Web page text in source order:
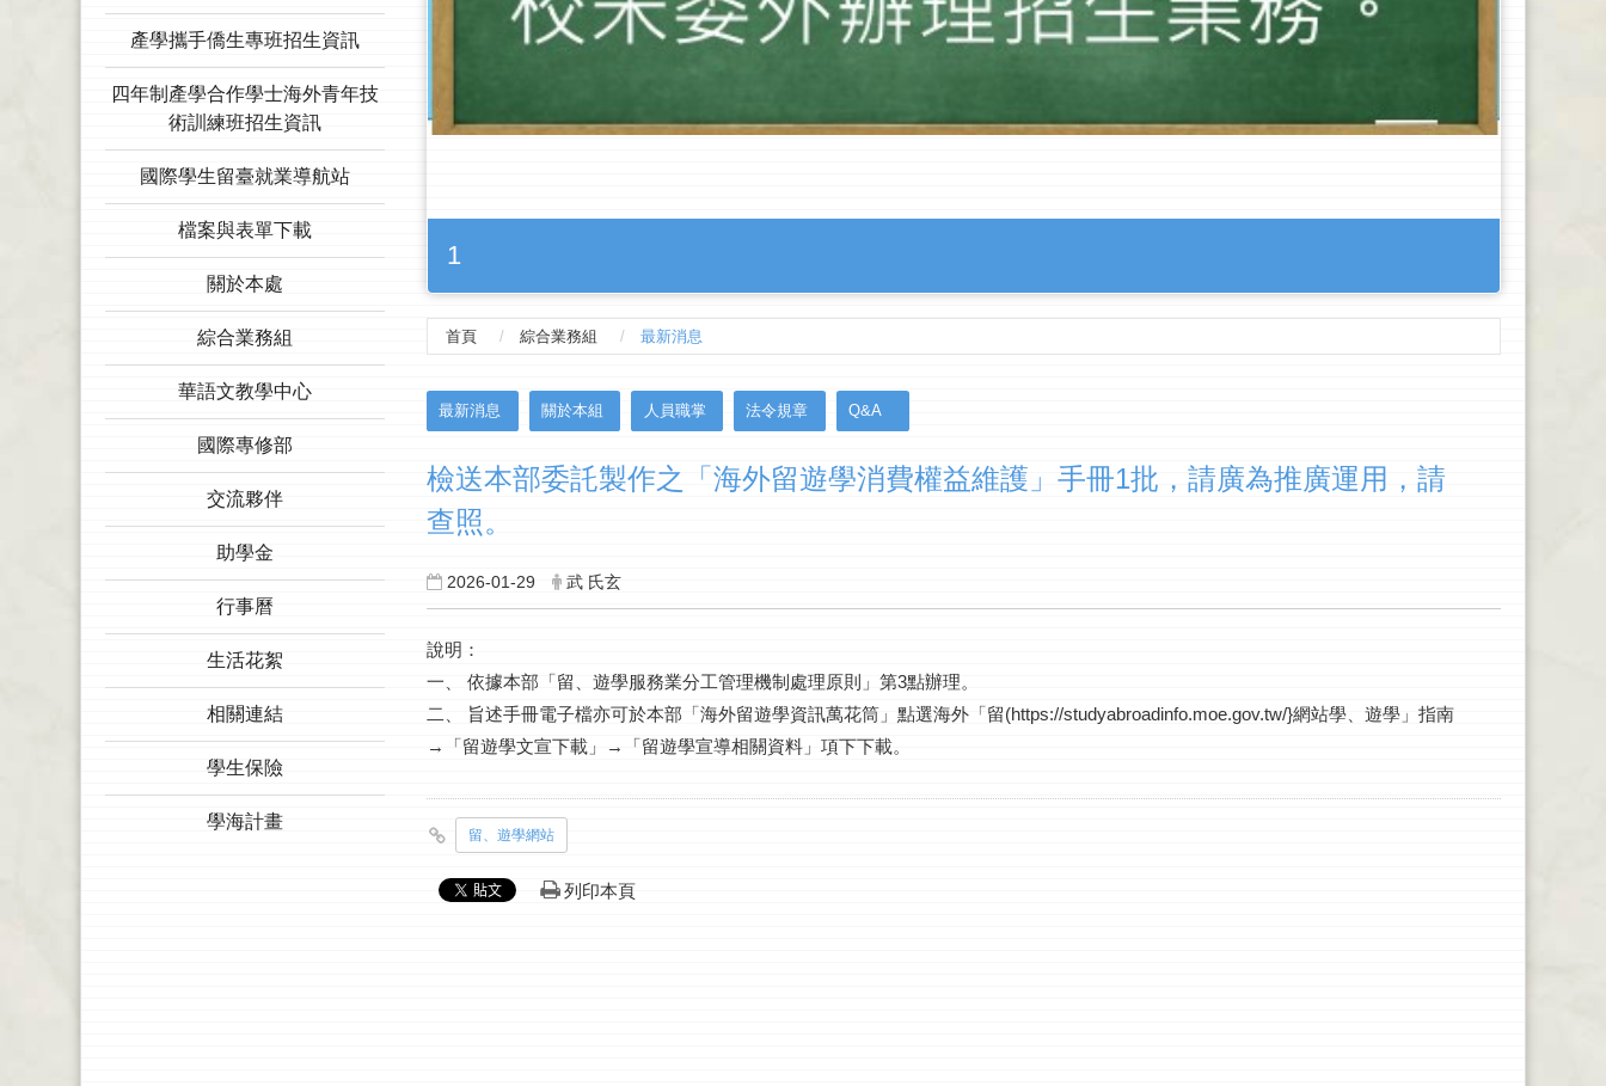
產學攜手僑生專班招生資訊
四年制產學合作學士海外青年技
術訓練班招生資訊
國際學生留臺就業導航站
檔案與表單下載
關於本處
綜合業務組
華語文教學中心
國際專修部
交流夥伴
助學金
行事曆
生活花絮
相關連結
學生保險
學海計畫
1
首頁 綜合業務組 最新消息
最新消息 關於本組 人員職掌 法令規章 Q&A
檢送本部委託製作之「海外留遊學消費權益維護」手冊1批，請廣為推廣運用，請
查照。
2026-01-29 武 氏玄
說明：
一、
依據本部「留、遊學服務業分工管理機制處理原則」第3點辦理。
二、
旨述手冊電子檔亦可於本部「海外留遊學資訊萬花筒」點選海外「留(https://studyabroadinfo.moe.gov.tw/}網站學、遊學」指南
→「留遊學文宣下載」→「留遊學宣導相關資料」項下下載。
留、遊學網站
列印本頁